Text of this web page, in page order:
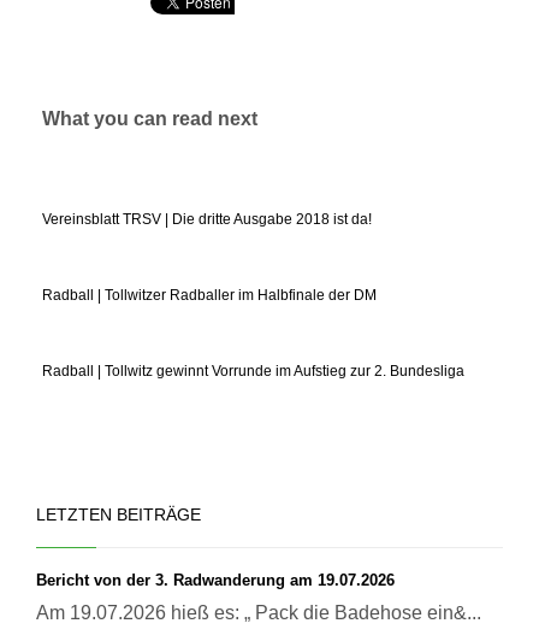
What you can read next
Vereinsblatt TRSV | Die dritte Ausgabe 2018 ist da!
Radball | Tollwitzer Radballer im Halbfinale der DM
Radball | Tollwitz gewinnt Vorrunde im Aufstieg zur 2. Bundesliga
LETZTEN BEITRÄGE
Bericht von der 3. Radwanderung am 19.07.2026
Am 19.07.2026 hieß es: „ Pack die Badehose ein&...